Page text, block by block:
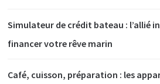
Simulateur de crédit bateau : l’allié
financer votre rêve marin
Café, cuisson, préparation : les